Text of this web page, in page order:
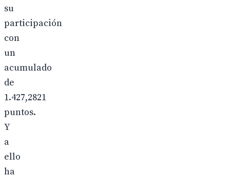
su
participación
con
un
acumulado
de
1.427,2821
puntos.
Y
a
ello
ha